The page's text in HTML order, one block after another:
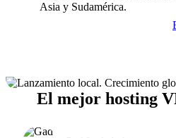
Asia y Sudamérica.
El mejor hosting